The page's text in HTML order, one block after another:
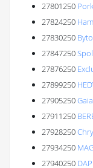
27801250
27824250
27830250
27847250
27876250
27899250
27905250
27911250
27928250
27934250
27940250